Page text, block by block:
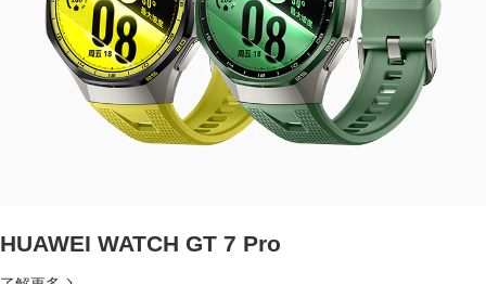
HUAWEI WATCH GT 7 Pro